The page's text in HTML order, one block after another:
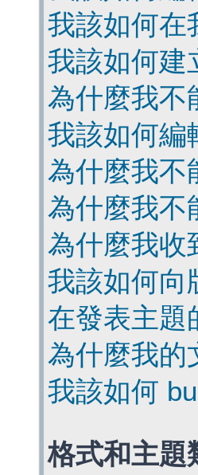
我該如何在
我該如何建
為什麼我不
我該如何編
為什麼我不
為什麼我不
為什麼我收
我該如何向
在發表主題
為什麼我的
我該如何
格式和主題